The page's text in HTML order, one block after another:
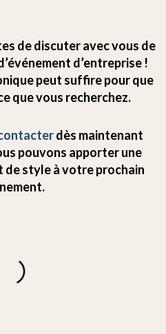
de discuter avec vous de
d’entreprise !
peut suffire pour que
que vous recherchez.
dès maintenant
pouvons apporter une
de style à votre prochain